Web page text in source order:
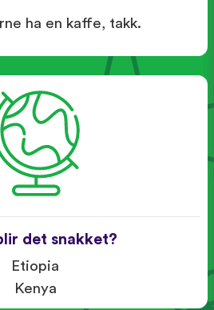
ha en kaffe, takk.
det snakket?
Etiopia
Kenya